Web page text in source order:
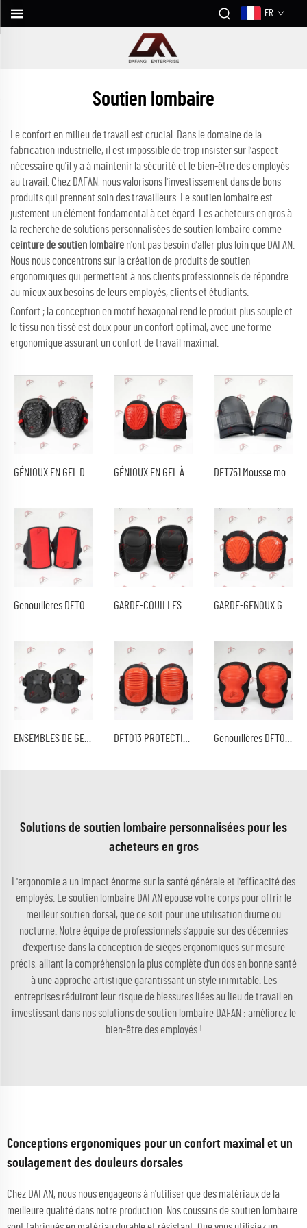
FR
Soutien lombaire
Le confort en milieu de travail est crucial. Dans le domaine de la
fabrication industrielle, il est impossible de trop insister sur l'aspect
nécessaire qu'il y a à maintenir la sécurité et le bien-être des employés
au travail. Chez DAFAN, nous valorisons l'investissement dans de bons
produits qui prennent soin des travailleurs. Le soutien lombaire est
justement un élément fondamental à cet égard. Les acheteurs en gros à
la recherche de solutions personnalisées de soutien lombaire comme
ceinture de soutien lombaire n'ont pas besoin d'aller plus loin que DAFAN.
Nous nous concentrons sur la création de produits de soutien
ergonomiques qui permettent à nos clients professionnels de répondre
au mieux aux besoins de leurs employés, clients et étudiants.
Confort ; la conception en motif hexagonal rend le produit plus souple et
le tissu non tissé est doux pour un confort optimal, avec une forme
ergonomique assurant un confort de travail maximal.
GÉNIOUX EN GEL À CAPUCHON RIGIDE CE DFT010 OFFRENT UNE EXCELLENTE PROTECTION ET UN REMBOURRAGE DES GENOUX DFT751 Mousse moulée épaisse pour un confort et une protection maximum
Solutions de soutien lombaire personnalisées pour les
acheteurs en gros
L'ergonomie a un impact énorme sur la santé générale et l'efficacité des
employés. Le soutien lombaire DAFAN épouse votre corps pour offrir le
meilleur soutien dorsal, que ce soit pour une utilisation diurne ou
nocturne. Notre équipe de professionnels s'appuie sur des décennies
d'expertise dans la conception de sièges ergonomiques sur mesure
précis, alliant la compréhension la plus complète d'un dos en bonne santé
à une approche artistique garantissant un style inimitable. Les
entreprises réduiront leur risque de blessures liées au lieu de travail en
investissant dans nos solutions de soutien lombaire DAFAN : améliorez le
bien-être des employés !
Conceptions ergonomiques pour un confort maximal et un
soulagement des douleurs dorsales
Chez DAFAN, nous nous engageons à n'utiliser que des matériaux de la
meilleure qualité dans notre production. Nos coussins de soutien lombaire